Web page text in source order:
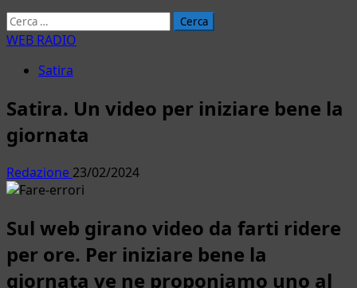
Ricerca
per:
WEB RADIO
Satira
Satira. Un video per iniziare bene la
giornata
Redazione 23/02/2024
Sul web girano video da farti ridere
per ore. Per iniziare bene la
giornata ve ne proponiamo uno al